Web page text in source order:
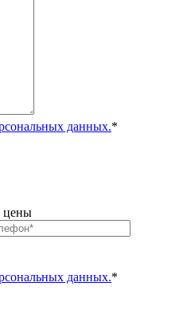
данных.*
цены
данных.*